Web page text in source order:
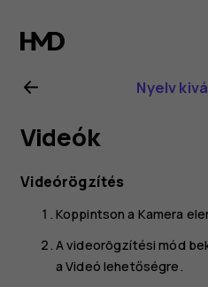
Nokia
G21
kézikönyv
Nyelv
Videók
Videórögzítés
Koppintson a Kamera
A videorögzítési mód
aVideó lehetőségre.